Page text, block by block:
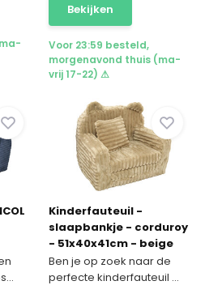
Bekijken
Voor 23:59 besteld,
morgenavond thuis (ma-
vrij 17-22) ⚠
Kinderfauteuil -
slaapbankje - corduroy
- 51x40x41cm - beige
Ben je op zoek naar de
perfecte kinderfauteuil ...